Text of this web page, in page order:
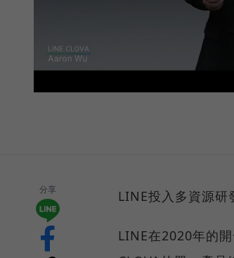
分享 LINE投入多資源研
LINE在2020年的